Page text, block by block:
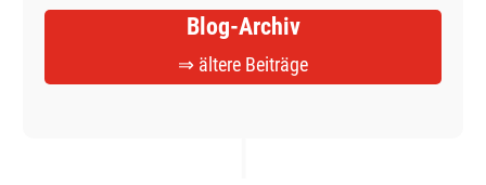
Blog-Archiv
⇒ ältere Beiträge